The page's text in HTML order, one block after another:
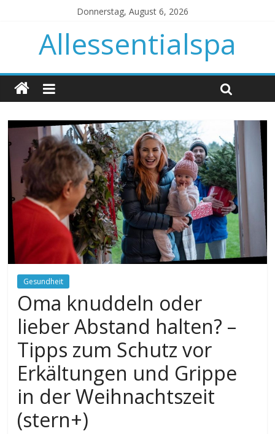
Donnerstag, August 6, 2026
Allessentialspa
Gesundheit
Oma knuddeln oder
lieber Abstand halten? –
Tipps zum Schutz vor
Erkältungen und Grippe
in der Weihnachtszeit
(stern+)